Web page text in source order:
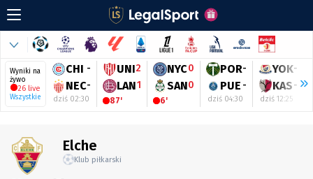
Wyniki na
żywo
26 live
Wszystkie
CHI -
NEC-
dziś 02:30
UNI2
LAN1
87'
NYC0
SAN0
6'
POR-
PUE -
dziś 04:30
YOK-
KAS-
dziś 12:25
Elche
Klub piłkarski